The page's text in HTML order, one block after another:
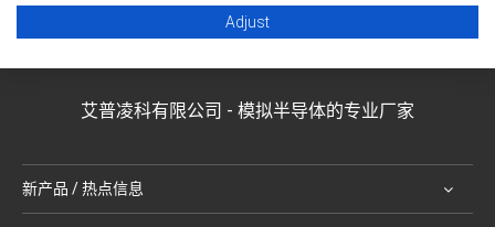
2016
艾普凌科有限公司 - 模拟半导体的专业厂家
新产品 / 热点信息
Adjust